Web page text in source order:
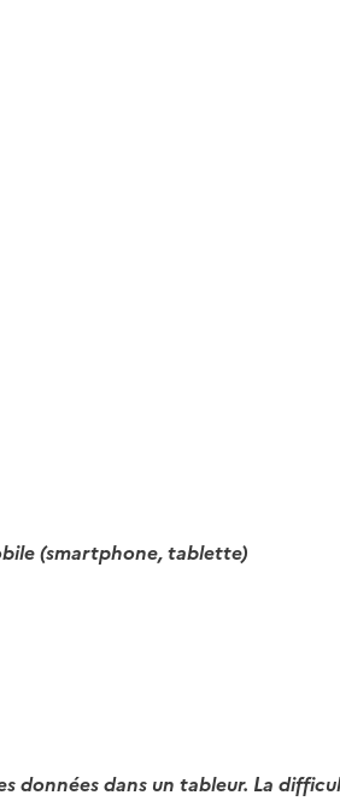
(smartphone, tablette)
données dans un tableur. La